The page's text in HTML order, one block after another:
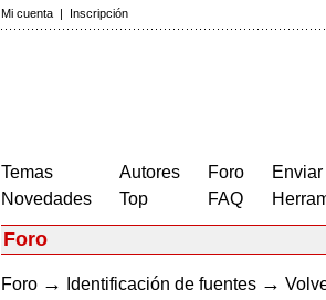
Mi cuenta | Inscripción
Temas
Novedades
Autores
Top
Foro
FAQ
Foro
Foro → Identificación de fuentes →